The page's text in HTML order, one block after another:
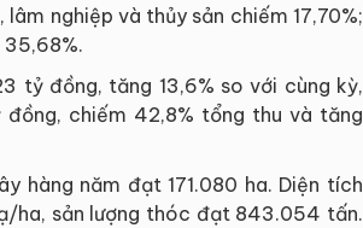
nghiệp và thủy sản chiếm 17,70%;
35,68%.
tỷ đồng, tăng 13,6% so với cùng kỳ,
chiếm 42,8% tổng thu và tăng
hàng năm đạt 171.080 ha. Diện tích
ha, sản lượng thóc đạt 843.054 tấn.